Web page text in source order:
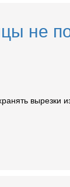
не
вырезки